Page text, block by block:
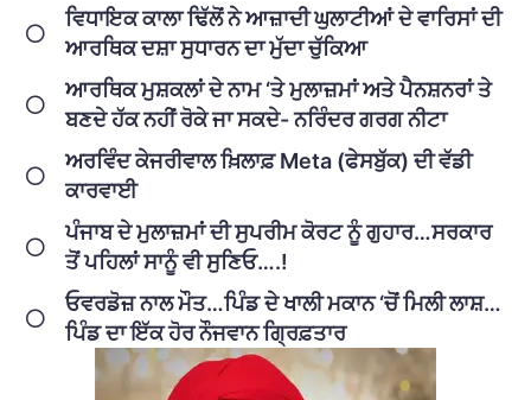
ਵਿਧਾਇਕ ਕਾਲਾ ਢਿੱਲੋਂ ਨੇ ਆਜ਼ਾਦੀ ਘੁਲਾਟੀਆਂ ਦੇ ਵਾਰਿਸਾਂ ਦੀ
ਆਰਥਿਕ ਦਸ਼ਾ ਸੁਧਾਰਨ ਦਾ ਮੁੱਦਾ ਚੁੱਕਿਆ
ਆਰਥਿਕ ਮੁਸ਼ਕਲਾਂ ਦੇ ਨਾਮ ‘ਤੇ ਮੁਲਾਜ਼ਮਾਂ ਅਤੇ ਪੈਨਸ਼ਨਰਾਂ ਤੇ
ਬਣਦੇ ਹੱਕ ਨਹੀਂ ਰੋਕੇ ਜਾ ਸਕਦੇ- ਨਰਿੰਦਰ ਗਰਗ ਨੀਟਾ
ਅਰਵਿੰਦ ਕੇਜਰੀਵਾਲ ਖ਼ਿਲਾਫ਼ Meta (ਫੇਸਬੁੱਕ) ਦੀ ਵੱਡੀ
ਕਾਰਵਾਈ
ਪੰਜਾਬ ਦੇ ਮੁਲਾਜ਼ਮਾਂ ਦੀ ਸੁਪਰੀਮ ਕੋਰਟ ਨੂੰ ਗੁਹਾਰ…ਸਰਕਾਰ
ਤੋਂ ਪਹਿਲਾਂ ਸਾਨੂੰ ਵੀ ਸੁਣਿਓ….!
ਓਵਰਡੋਜ਼ ਨਾਲ ਮੌਤ…ਪਿੰਡ ਦੇ ਖਾਲੀ ਮਕਾਨ ‘ਚੋਂ ਮਿਲੀ ਲਾਸ਼…
ਪਿੰਡ ਦਾ ਇੱਕ ਹੋਰ ਨੌਜਵਾਨ ਗ੍ਰਿਫ਼ਤਾਰ